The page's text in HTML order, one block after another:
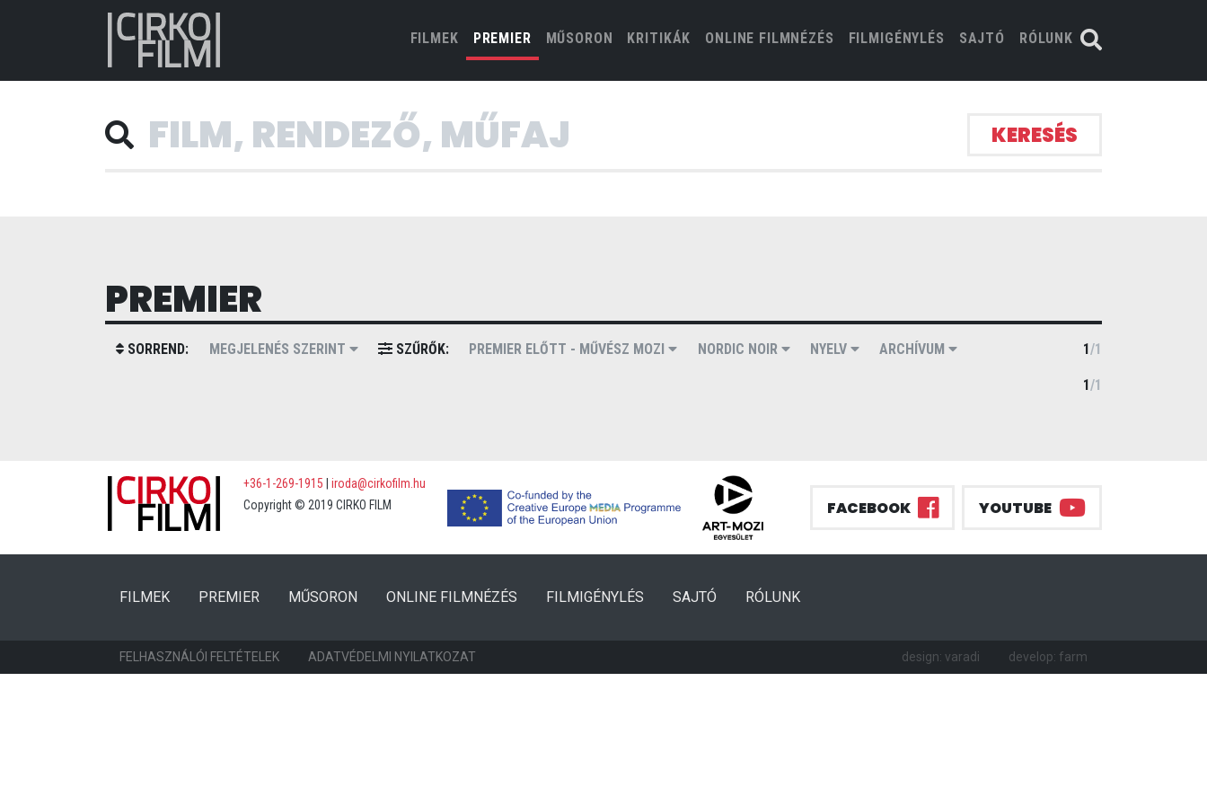
FILMEK(CURRENT)
PREMIER MŰSORON KRITIKÁK ONLINE FILMNÉZÉS FILMIGÉNYLÉS SAJTÓ RÓLUNK
KERESÉS
PREMIER
SORREND: MEGJELENÉS SZERINT SZŰRŐK: PREMIER ELŐTT - MŰVÉSZ MOZI NORDIC NOIR NYELV ARCHÍVUM 1/1
1/1
+36-1-269-1915
iroda@cirkofilm.hu
Copyright © 2019 CIRKO FILM
FACEBOOK YOUTUBE
FILMEK(CURRENT)
PREMIER (CURRENT)
MŰSORON ONLINE FILMNÉZÉS FILMIGÉNYLÉS SAJTÓ RÓLUNK
FELHASZNÁLÓI FELTÉTELEK ADATVÉDELMI NYILATKOZAT design: varadi develop: farm